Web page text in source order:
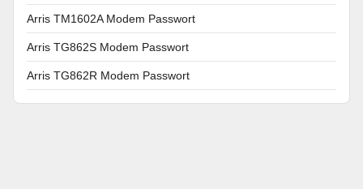
Arris TM1602A Modem Passwort
Arris TG862S Modem Passwort
Arris TG862R Modem Passwort